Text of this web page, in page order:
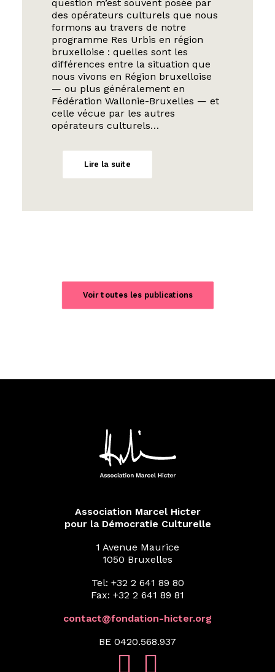
question m’est souvent posée par
des opérateurs culturels que nous
formons au travers de notre
programme Res Urbis en région
bruxelloise : quelles sont les
différences entre la situation que
nous vivons en Région bruxelloise
— ou plus généralement en
Fédération Wallonie-Bruxelles — et
celle vécue par les autres
opérateurs culturels…
Lire la suite
Voir toutes les publications
Association Marcel Hicter
pour la Démocratie Culturelle
1 Avenue Maurice
1050 Bruxelles
Tel: +32 2 641 89 80
Fax: +32 2 641 89 81
contact@fondation-hicter.org
BE 0420.568.937